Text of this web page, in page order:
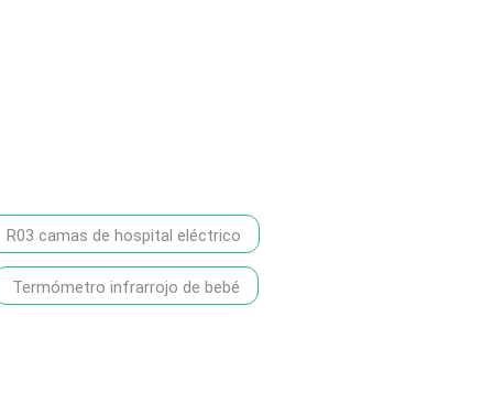
R03 camas de hospital eléctrico
Termómetro infrarrojo de bebé